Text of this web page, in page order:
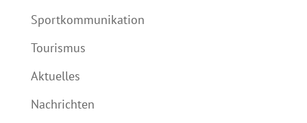
Sportkommunikation
Tourismus
Aktuelles
Nachrichten